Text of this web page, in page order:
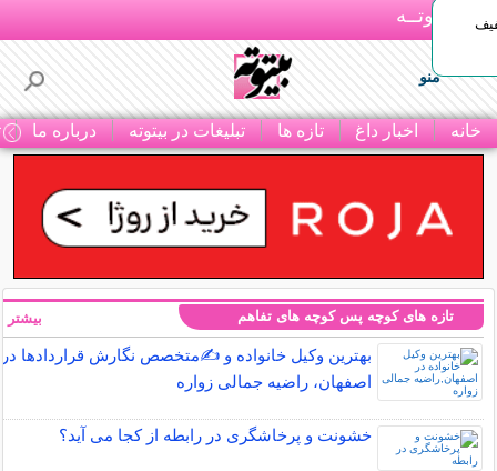
بـیتوتــه
منو
خانه اخبار داغ تازه ها تبلیغات در بیتوته درباره ما
50% تخفیف
تازه های کوچه پس کوچه های تفاهم
بهترین وکیل خانواده و ✍️متخصص نگارش قراردادها در
اصفهان، راضیه جمالی زواره
خشونت و پرخاشگری در رابطه از کجا می آید؟
بیشتر